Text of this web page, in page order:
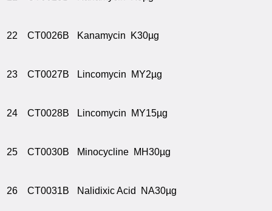
22 CT0026B Kanamycin K30µg
23 CT0027B Lincomycin MY2µg
24 CT0028B Lincomycin MY15µg
25 CT0030B Minocycline MH30µg
26 CT0031B Nalidixic Acid NA30µg